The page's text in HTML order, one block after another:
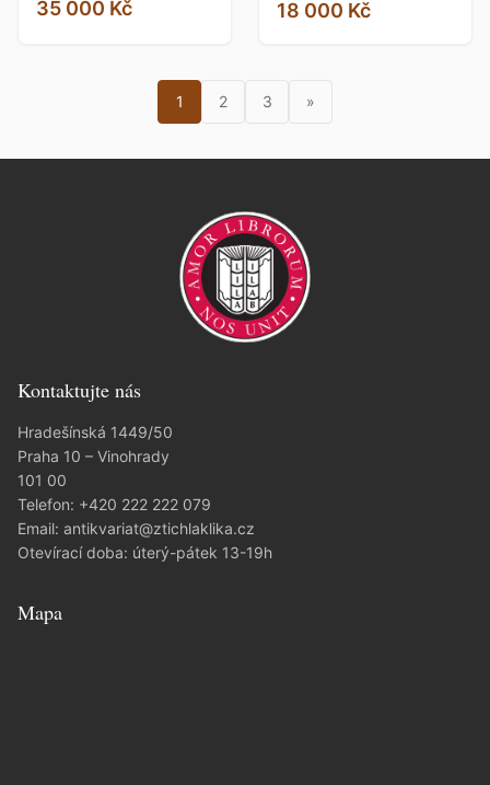
35 000 Kč
18 000 Kč
1 2 3 »
Kontaktujte nás
Hradešínská 1449/50
Praha 10 – Vinohrady
101 00
Telefon: +420 222 222 079
Email: antikvariat@ztichlaklika.cz
Otevírací doba: úterý-pátek 13-19h
Mapa